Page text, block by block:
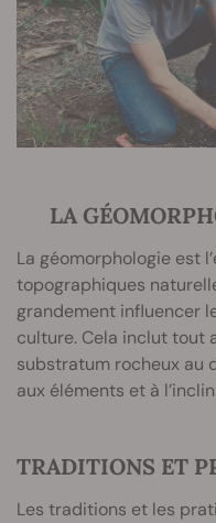
LA
La géomorphologie est
topographiques
grandement influencer
culture. Cela inclut tout
substratum rocheux au
aux éléments et à
TRADITIONS ET
Les traditions et les